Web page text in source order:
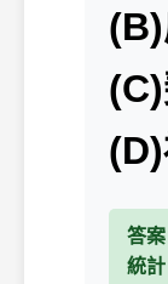
答案
統計